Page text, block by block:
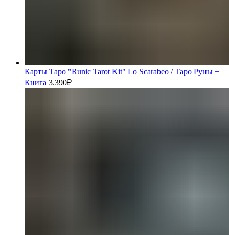
Карты Таро "Runic Tarot Kit" Lo Scarabeo / Таро Руны +
Книга 3.390₽